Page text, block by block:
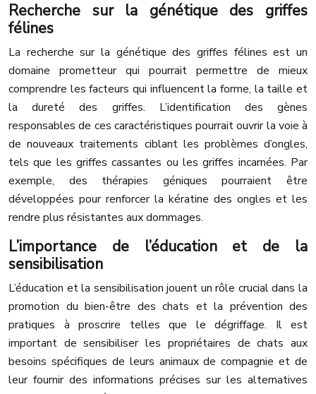
Recherche sur la génétique des griffes
félines
La recherche sur la génétique des griffes félines est un
domaine prometteur qui pourrait permettre de mieux
comprendre les facteurs qui influencent la forme, la taille et
la dureté des griffes. L’identification des gènes
responsables de ces caractéristiques pourrait ouvrir la voie à
de nouveaux traitements ciblant les problèmes d’ongles,
tels que les griffes cassantes ou les griffes incarnées. Par
exemple, des thérapies géniques pourraient être
développées pour renforcer la kératine des ongles et les
rendre plus résistantes aux dommages.
L’importance de l’éducation et de la
sensibilisation
L’éducation et la sensibilisation jouent un rôle crucial dans la
promotion du bien-être des chats et la prévention des
pratiques à proscrire telles que le dégriffage. Il est
important de sensibiliser les propriétaires de chats aux
besoins spécifiques de leurs animaux de compagnie et de
leur fournir des informations précises sur les alternatives